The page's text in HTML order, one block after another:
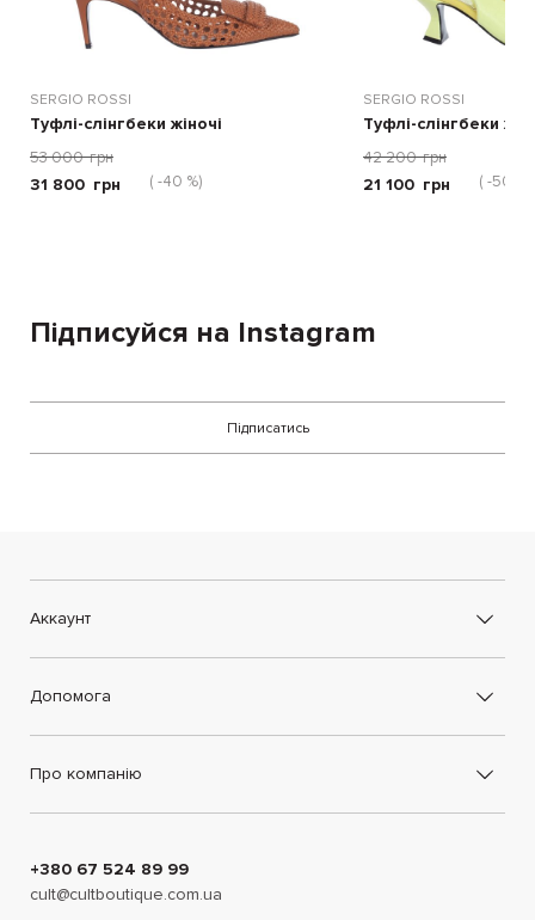
SERGIO ROSSI
Туфлі-слінгбеки жіночі
53 000 грн
31 800 грн ( -40 %)
SERGIO ROSSI
Туфлі-слінгбеки
42 200 грн
21 100 грн ( -50 %)
Підписуйся на Instagram
Підписатись
Аккаунт
Допомога
Про компанію
+380 67 524 89 99
cult@cultboutique.com.ua